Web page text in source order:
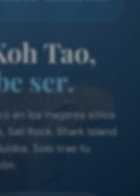
Tao,
ser.
en los mejores sitios
Rock, Shark Island.
Solo trae tu